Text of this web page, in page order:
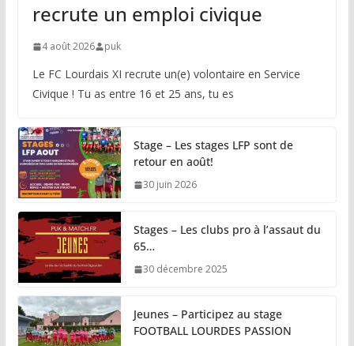
recrute un emploi civique
4 août 2026 puk
Le FC Lourdais XI recrute un(e) volontaire en Service
Civique ! Tu as entre 16 et 25 ans, tu es
Stage – Les stages LFP sont de
retour en août!
30 juin 2026
Stages – Les clubs pro à l’assaut du
65…
30 décembre 2025
Jeunes – Participez au stage
FOOTBALL LOURDES PASSION